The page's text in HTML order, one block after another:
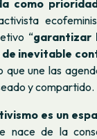
como
“garantizar
de inevitable
que une las
y compartido.
es un
nace de la